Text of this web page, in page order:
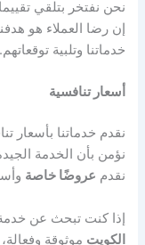
نحن نفتخر بتلقي
إن رضا العملاء هو
خدماتنا وتلبية توقعاتهم.
أسعار تنافسية
نقدم خدماتنا بأسعار
نؤمن بأن الخدمة
نقدم عروضًا خاصة
إذا كنت تبحث عن
الكويت موثوقة